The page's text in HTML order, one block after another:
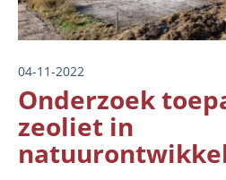
04-11-2022
Onderzoek
zeoliet in